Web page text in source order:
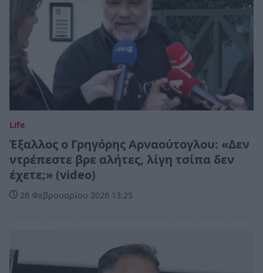
Life
Έξαλλος ο Γρηγόρης Αρναούτογλου: «Δεν
ντρέπεστε βρε αλήτες, λίγη τσίπα δεν
έχετε;» (video)
26 Φεβρουαρίου 2026 13:25